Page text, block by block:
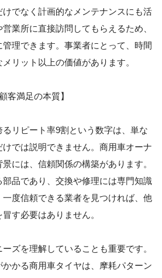
でなく計画的なメンテナンスにも活
業所に直接訪問してもらえるため、
理できます。事業者にとって、時間
リット以上の価値があります。
客満足の本質】
リピート率9割という数字は、単な
では説明できません。商用車オーナ
には、信頼関係の構築があります。
品であり、交換や修理には専門知識
度信頼できる業者を見つければ、他
す必要はありません。
ズを理解していることも重要です。
かる商用車タイヤは、摩耗パターン